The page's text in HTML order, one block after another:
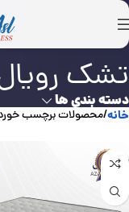
تشک
دسته بندی ها
خانه محصولات برچسب